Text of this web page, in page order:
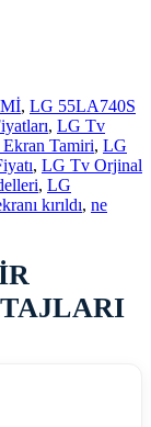
, LG 55LA740S
, LG Tv
Tamiri, LG
, LG Tv Orjinal
, LG
kırıldı, ne